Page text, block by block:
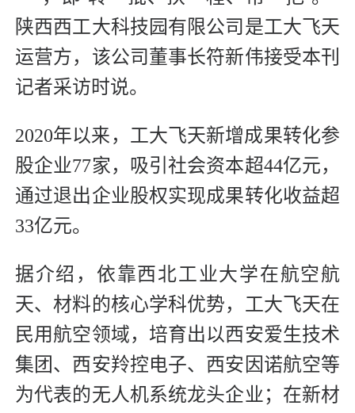
陕西西工大科技园有限公司是工大飞天
运营方，该公司董事长符新伟接受本刊
记者采访时说。
2020年以来，工大飞天新增成果转化参
股企业77家，吸引社会资本超44亿元，
通过退出企业股权实现成果转化收益超
33亿元。
据介绍，依靠西北工业大学在航空航
天、材料的核心学科优势，工大飞天在
民用航空领域，培育出以西安爱生技术
集团、西安羚控电子、西安因诺航空等
为代表的无人机系统龙头企业；在新材